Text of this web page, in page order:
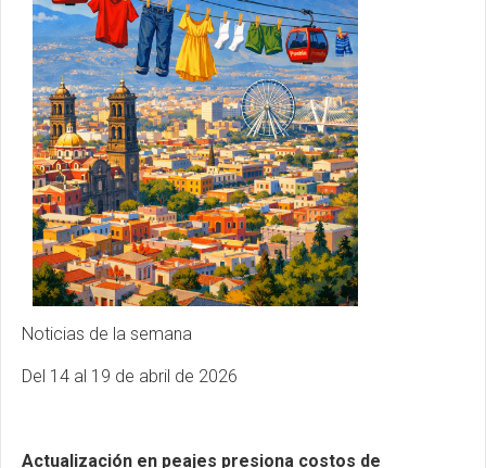
Noticias de la semana
Del 14 al 19 de abril de 2026
Actualización en peajes presiona costos de